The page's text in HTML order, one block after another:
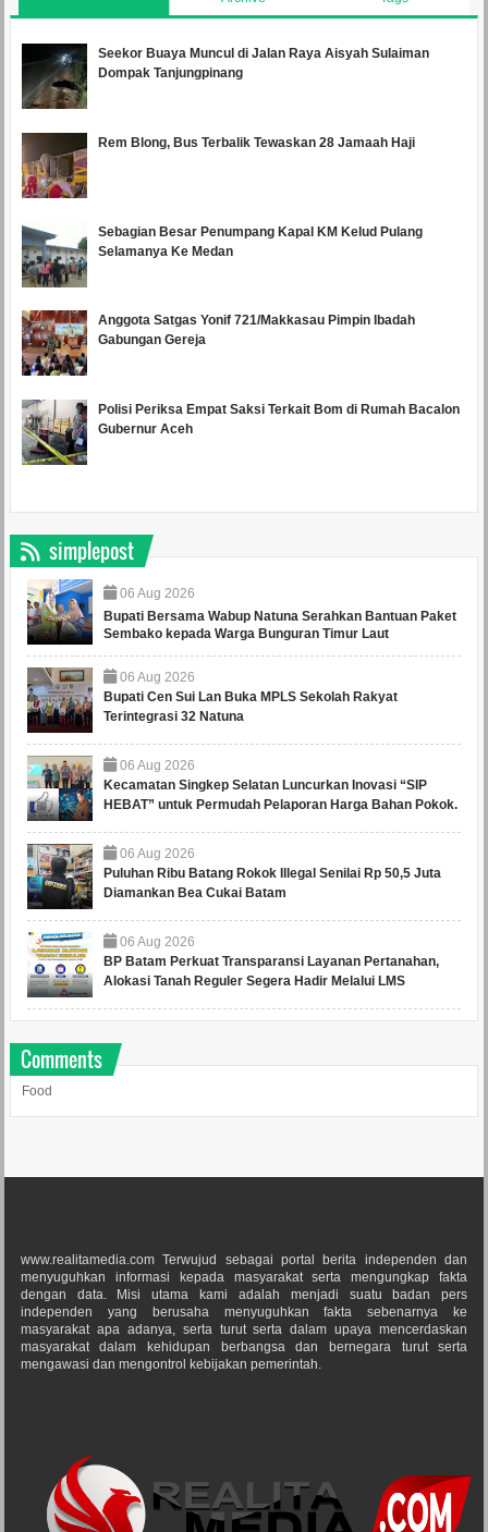
Seekor Buaya Muncul di Jalan Raya Aisyah Sulaiman
Dompak Tanjungpinang
Rem Blong, Bus Terbalik Tewaskan 28 Jamaah Haji
Sebagian Besar Penumpang Kapal KM Kelud Pulang
Selamanya Ke Medan
Anggota Satgas Yonif 721/Makkasau Pimpin Ibadah
Gabungan Gereja
Polisi Periksa Empat Saksi Terkait Bom di Rumah Bacalon
Gubernur Aceh
simplepost
06 Aug 2026
Bupati Bersama Wabup Natuna Serahkan Bantuan Paket
Sembako kepada Warga Bunguran Timur Laut
06 Aug 2026
Bupati Cen Sui Lan Buka MPLS Sekolah Rakyat
Terintegrasi 32 Natuna
06 Aug 2026
Kecamatan Singkep Selatan Luncurkan Inovasi “SIP
HEBAT” untuk Permudah Pelaporan Harga Bahan Pokok.
06 Aug 2026
Puluhan Ribu Batang Rokok Illegal Senilai Rp 50,5 Juta
Diamankan Bea Cukai Batam
06 Aug 2026
BP Batam Perkuat Transparansi Layanan Pertanahan,
Alokasi Tanah Reguler Segera Hadir Melalui LMS
Comments
Food
www.realitamedia.com Terwujud sebagai portal berita independen dan
menyuguhkan informasi kepada masyarakat serta mengungkap fakta
dengan data. Misi utama kami adalah menjadi suatu badan pers
independen yang berusaha menyuguhkan fakta sebenarnya ke
masyarakat apa adanya, serta turut serta dalam upaya mencerdaskan
masyarakat dalam kehidupan berbangsa dan bernegara turut serta
mengawasi dan mengontrol kebijakan pemerintah.